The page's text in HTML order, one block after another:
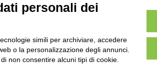
meccanografico:toic8cg002
"GUGLIELMO MARCONI" | PEC:
personali dei
simili per archiviare, accedere
o la personalizzazione degli annunci.
non consentire alcuni tipi di cookie.